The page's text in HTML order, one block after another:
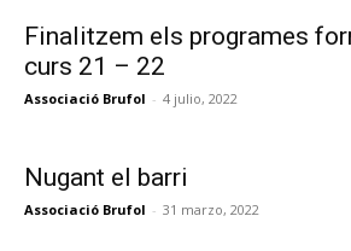
Finalitzem els programes
curs 21 – 22
Associació Brufol - 4 julio, 2022
Nugant el barri
Associació Brufol - 31 marzo, 2022